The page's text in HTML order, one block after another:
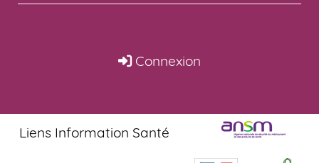
Connexion
Liens Information Santé